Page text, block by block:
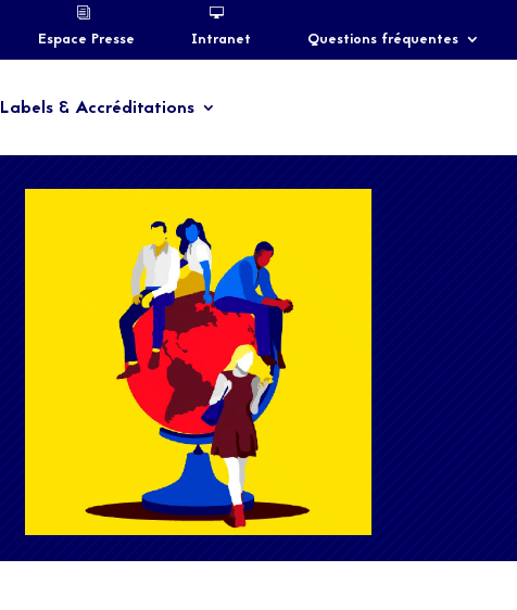
Espace Presse Intranet Questions fréquentes
Labels & Accréditations